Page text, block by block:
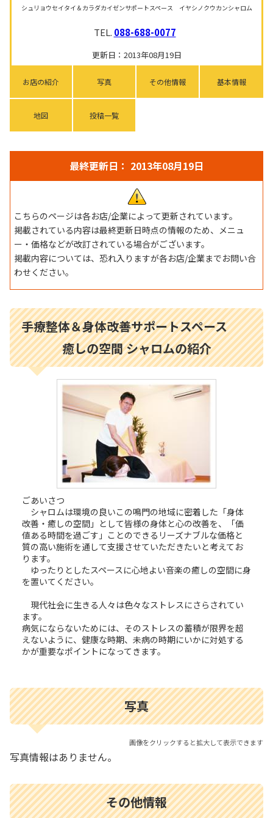
シュリョウセイタイ＆カラダカイゼンサポートスペース イヤシノクウカンシャロム
TEL. 088-688-0077
更新日：2013年08月19日
お店の紹介 写真 その他情報 基本情報
地図 投稿一覧
最終更新日： 2013年08月19日
こちらのページは各お店/企業によって更新されています。
掲載されている内容は最終更新日時点の情報のため、メニュ
ー・価格などが改訂されている場合がございます。
掲載内容については、恐れ入りますが各お店/企業までお問い合
わせください。
手療整体＆身体改善サポートスペース
癒しの空間 シャロムの紹介
ごあいさつ
シャロムは環境の良いこの鳴門の地域に密着した「身体
改善・癒しの空間」として皆様の身体と心の改善を、「価
値ある時間を過ごす」ことのできるリーズナブルな価格と
質の高い施術を通して支援させていただきたいと考えてお
ります。
ゆったりとしたスペースに心地よい音楽の癒しの空間に身
を置いてください。
現代社会に生きる人々は色々なストレスにさらされてい
ます。
病気にならないためには、そのストレスの蓄積が限界を超
えないように、健康な時期、未病の時期にいかに対処する
かが重要なポイントになってきます。
写真
画像をクリックすると拡大して表示できます
写真情報はありません。
その他情報